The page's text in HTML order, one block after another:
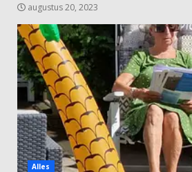
augustus 20, 2023
Alles